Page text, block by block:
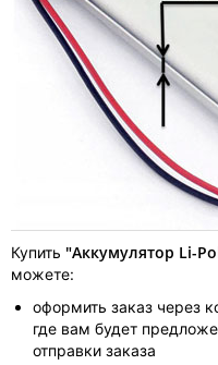
Купить "Аккумулятор Li-
можете:
оформить заказ через
где вам будет
отправки заказа